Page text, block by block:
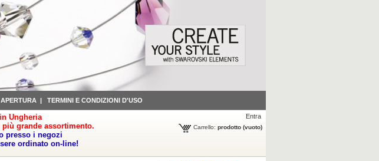
| TERMINI E CONDIZIONI D'USO
Ungheria
grande assortimento.
presso i negozi
ordinato on-line!
Entra
Carrello: prodotto (vuoto)